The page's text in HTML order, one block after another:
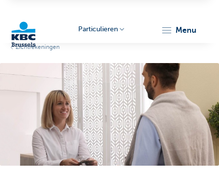
Particulieren menu
Zichtrekeningen